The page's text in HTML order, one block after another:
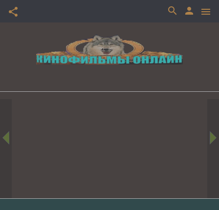
share menu
person
search